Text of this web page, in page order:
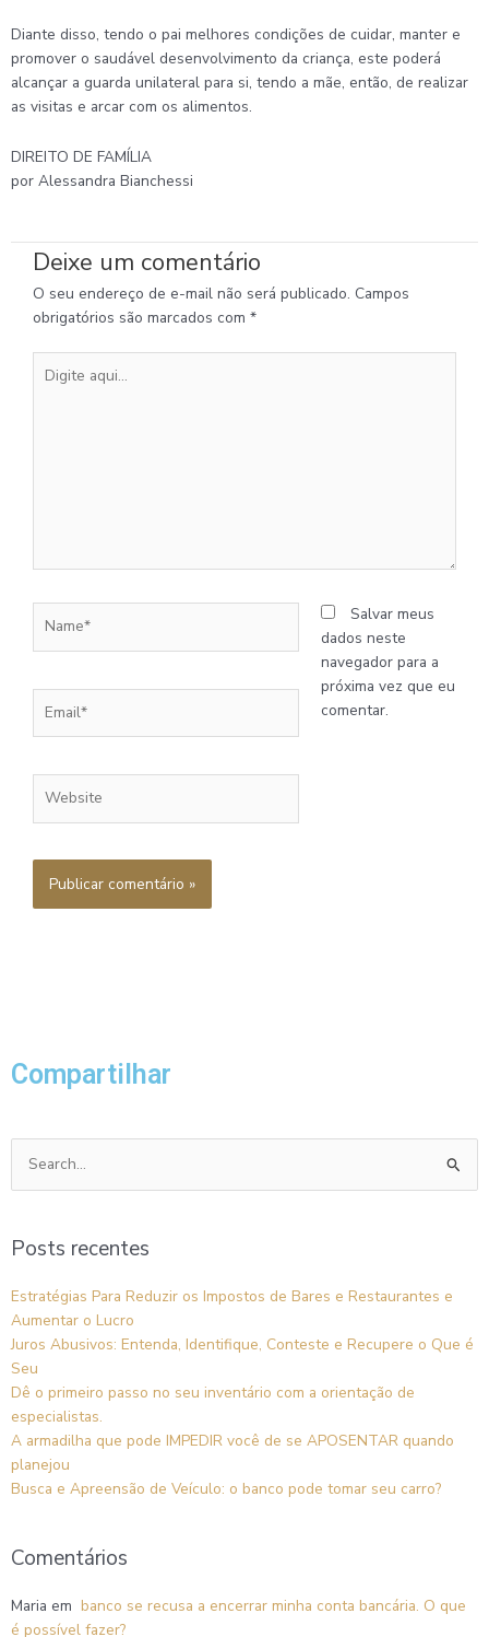
Diante disso, tendo o pai melhores condições de cuidar, manter e
promover o saudável desenvolvimento da criança, este poderá
alcançar a guarda unilateral para si, tendo a mãe, então, de realizar
as visitas e arcar com os alimentos.
DIREITO DE FAMÍLIA
por Alessandra Bianchessi
Deixe um comentário
O seu endereço de e-mail não será publicado. Campos
obrigatórios são marcados com *
aqui...
Salvar meus
dados neste
navegador para a
próxima vez que eu
comentar.
Compartilhar
Pesquisar
por:
Posts recentes
Estratégias Para Reduzir os Impostos de Bares e Restaurantes e
Aumentar o Lucro
Juros Abusivos: Entenda, Identifique, Conteste e Recupere o Que é
Seu
Dê o primeiro passo no seu inventário com a orientação de
especialistas.
A armadilha que pode IMPEDIR você de se APOSENTAR quando
planejou
Busca e Apreensão de Veículo: o banco pode tomar seu carro?
Comentários
Maria em banco se recusa a encerrar minha conta bancária. O que
é possível fazer?